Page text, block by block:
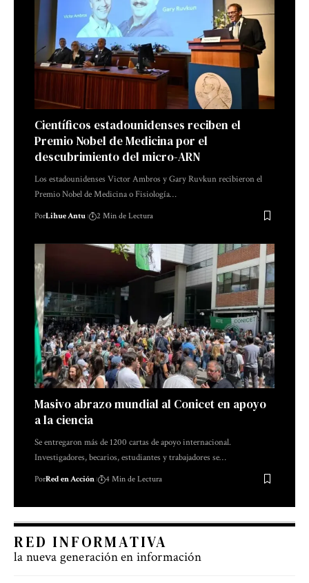
Científicos estadounidenses reciben el
Premio Nobel de Medicina por el
descubrimiento del micro-ARN
Los estadounidenses Victor Ambros y Gary Ruvkun recibieron el
Premio Nobel de Medicina o Fisiología…
PorLihue Antu 2 Min de Lectura
Masivo abrazo mundial al Conicet en apoyo
a la ciencia
Se entregaron más de 1200 cartas de apoyo internacional.
Investigadores, becarios, estudiantes y trabajadores se…
PorRed en Acción 4 Min de Lectura
RED INFORMATIVA
la nueva generación en información